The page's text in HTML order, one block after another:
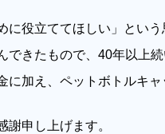
に役立ててほしい」とい
きたもので、40年以上続
加え、ペットボトルキ
謝申し上げます。